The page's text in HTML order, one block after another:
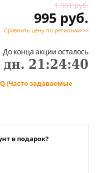
1 991 руб.
995 руб.
Сравнить цену по регионам >>
До конца акции осталось
дн. 21:24:40
(Часто задаваемые
в подарок?